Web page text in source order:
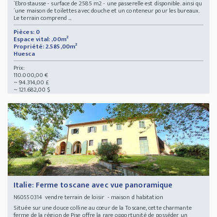
´Ebrostausse - surface de 2585 m2 - une passerelle est disponible. ainsi qu
´une maison de toilettes avec douche et un conteneur pour les bureaux.
Le terrain comprend ...
Pièces: 0
Espace vital: ,00m²
Propriété: 2.585,00m²
Huesca
Prix:
110.000,00 €
~ 94.314,00 £
~ 121.682,00 $
Italie: Ferme toscane avec vue panoramique
N60550314vendre terrain de loisir - maison d habitation
Située sur une douce colline au cœur de la Toscane, cette charmante